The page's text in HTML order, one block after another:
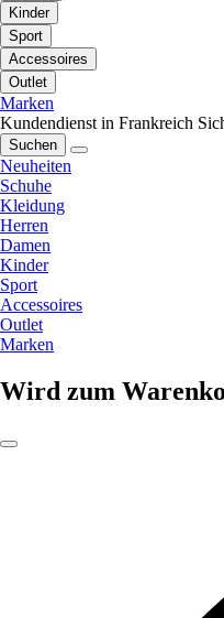
Kinder
Sport
Accessoires
Outlet
Marken
Kundendienst in Frankreich
Suchen
Neuheiten
Schuhe
Kleidung
Herren
Damen
Kinder
Sport
Accessoires
Outlet
Marken
Wird zum